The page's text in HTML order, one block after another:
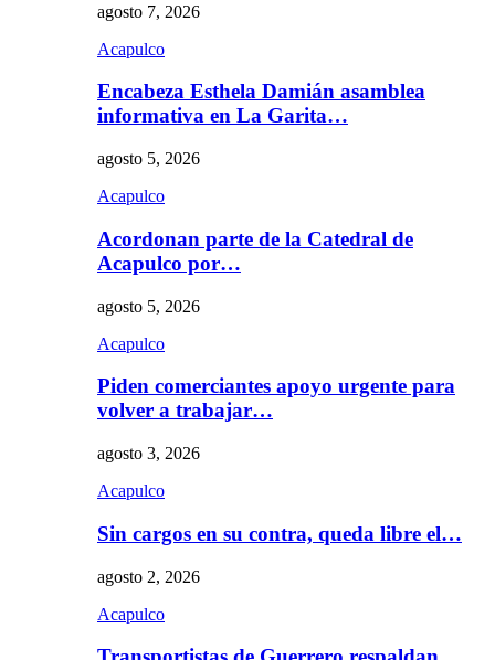
agosto 7, 2026
Acapulco
Encabeza Esthela Damián asamblea
informativa en La Garita…
agosto 5, 2026
Acapulco
Acordonan parte de la Catedral de
Acapulco por…
agosto 5, 2026
Acapulco
Piden comerciantes apoyo urgente para
volver a trabajar…
agosto 3, 2026
Acapulco
Sin cargos en su contra, queda libre el…
agosto 2, 2026
Acapulco